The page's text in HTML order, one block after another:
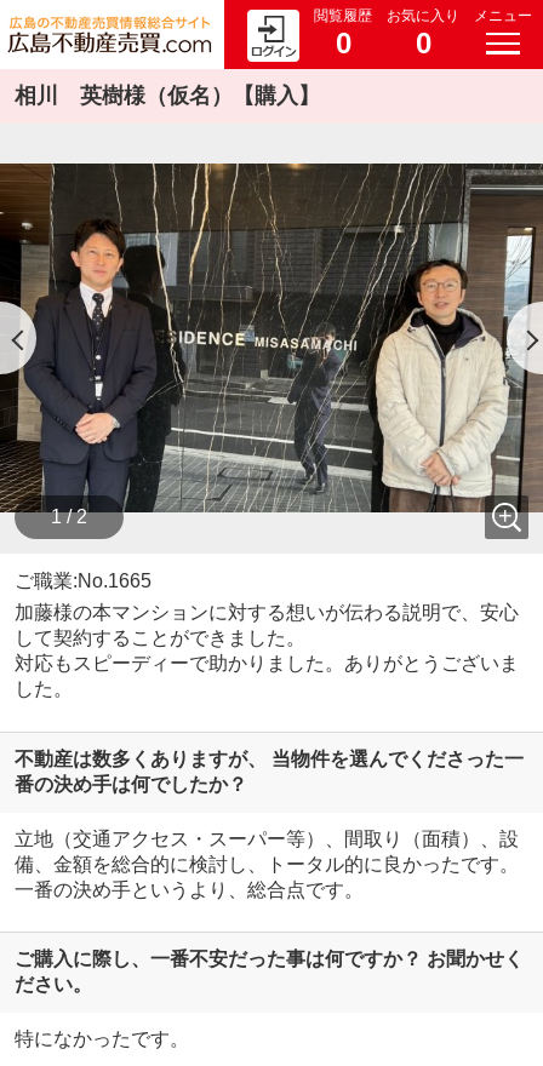
閲覧履歴
0
お気に入り
0
メニュー
相川 英樹様（仮名）【購入】
1 / 2
ご職業:No.1665
加藤様の本マンションに対する想いが伝わる説明で、安心
して契約することができました。
対応もスピーディーで助かりました。ありがとうございま
した。
不動産は数多くありますが、 当物件を選んでくださった一
番の決め手は何でしたか？
立地（交通アクセス・スーパー等）、間取り（面積）、設
備、金額を総合的に検討し、トータル的に良かったです。
一番の決め手というより、総合点です。
ご購入に際し、一番不安だった事は何ですか？ お聞かせく
ださい。
特になかったです。